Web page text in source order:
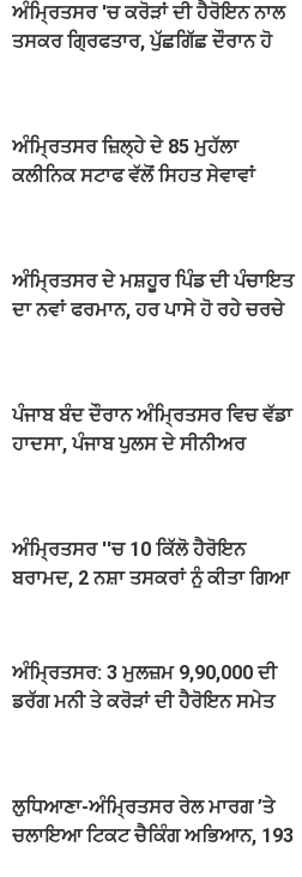
ਅੰਮ੍ਰਿਤਸਰ 'ਚ ਕਰੋੜਾਂ ਦੀ ਹੈਰੋਇਨ ਨਾਲ
ਤਸਕਰ ਗ੍ਰਿਫਤਾਰ, ਪੁੱਛਗਿੱਛ ਦੌਰਾਨ ਹੋ
ਅੰਮ੍ਰਿਤਸਰ ਜ਼ਿਲ੍ਹੇ ਦੇ 85 ਮੁਹੱਲਾ
ਕਲੀਨਿਕ ਸਟਾਫ ਵੱਲੋਂ ਸਿਹਤ ਸੇਵਾਵਾਂ
ਅੰਮ੍ਰਿਤਸਰ ਦੇ ਮਸ਼ਹੂਰ ਪਿੰਡ ਦੀ ਪੰਚਾਇਤ
ਦਾ ਨਵਾਂ ਫਰਮਾਨ, ਹਰ ਪਾਸੇ ਹੋ ਰਹੇ ਚਰਚੇ
ਪੰਜਾਬ ਬੰਦ ਦੌਰਾਨ ਅੰਮ੍ਰਿਤਸਰ ਵਿਚ ਵੱਡਾ
ਹਾਦਸਾ, ਪੰਜਾਬ ਪੁਲਸ ਦੇ ਸੀਨੀਅਰ
ਅੰਮ੍ਰਿਤਸਰ ''ਚ 10 ਕਿੱਲੋ ਹੈਰੋਇਨ
ਬਰਾਮਦ, 2 ਨਸ਼ਾ ਤਸਕਰਾਂ ਨੂੰ ਕੀਤਾ ਗਿਆ
ਅੰਮ੍ਰਿਤਸਰ: 3 ਮੁਲਜ਼ਮ 9,90,000 ਦੀ
ਡਰੱਗ ਮਨੀ ਤੇ ਕਰੋੜਾਂ ਦੀ ਹੈਰੋਇਨ ਸਮੇਤ
ਲੁਧਿਆਣਾ-ਅੰਮ੍ਰਿਤਸਰ ਰੇਲ ਮਾਰਗ ’ਤੇ
ਚਲਾਇਆ ਟਿਕਟ ਚੈਕਿੰਗ ਅਭਿਆਨ, 193